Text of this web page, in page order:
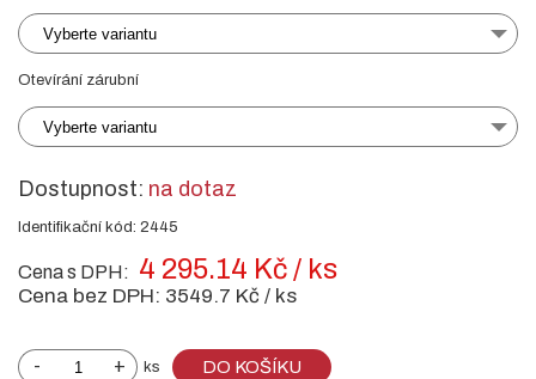
Vyberte variantu
Otevírání zárubní
Vyberte variantu
Dostupnost: na dotaz
Identifikační kód: 2445
Cena s DPH: 4 295.14 Kč / ks
Cena bez DPH: 3549.7 Kč / ks
- + ks DO KOŠÍKU